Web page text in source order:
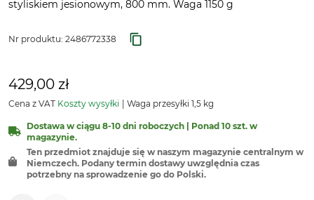
styliskiem jesionowym, 800 mm. Waga 1150 g
Nr produktu: 2486772338
429,00 zł
Cena z VAT Koszty wysyłki Waga przesyłki 1,5 kg
Dostawa w ciągu 8-10 dni roboczych | Ponad 10 szt. w
magazynie.
Ten przedmiot znajduje się w naszym magazynie centralnym w
Niemczech. Podany termin dostawy uwzględnia czas
potrzebny na sprowadzenie go do Polski.